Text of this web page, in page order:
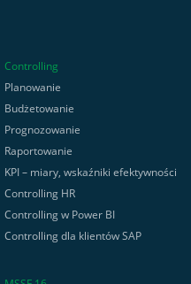
Controlling
Planowanie
Budżetowanie
Prognozowanie
Raportowanie
KPI – miary, wskaźniki efektywności
Controlling HR
Controlling w Power BI
Controlling dla klientów SAP